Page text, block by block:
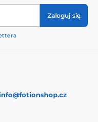
Zaloguj się